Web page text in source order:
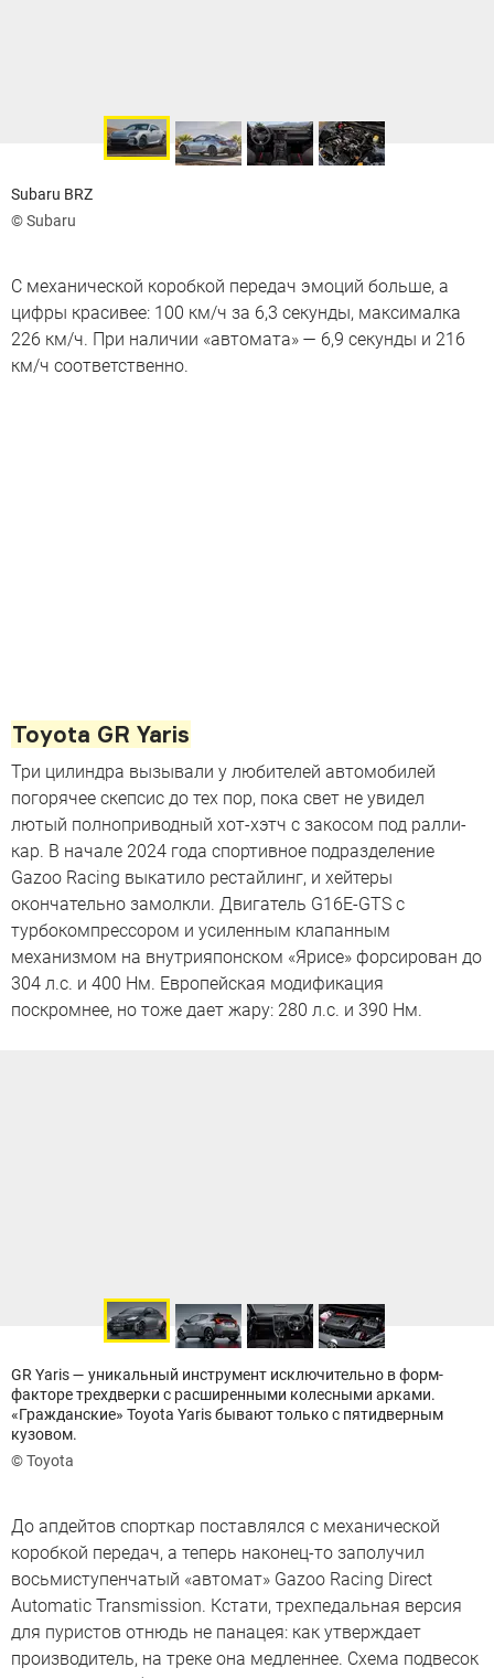
Subaru BRZ
© Subaru
С механической коробкой передач эмоций больше, а
цифры красивее: 100 км/ч за 6,3 секунды, максималка
226 км/ч. При наличии «автомата» — 6,9 секунды и 216
км/ч соответственно.
Toyota GR Yaris
Три цилиндра вызывали у любителей автомобилей
погорячее скепсис до тех пор, пока свет не увидел
лютый полноприводный хот-хэтч с закосом под ралли-
кар. В начале 2024 года спортивное подразделение
Gazoo Racing выкатило рестайлинг, и хейтеры
окончательно замолкли. Двигатель G16E-GTS с
турбокомпрессором и усиленным клапанным
механизмом на внутрияпонском «Ярисе» форсирован до
304 л.с. и 400 Нм. Европейская модификация
поскромнее, но тоже дает жару: 280 л.с. и 390 Нм.
GR Yaris — уникальный инструмент исключительно в форм-
факторе трехдверки с расширенными колесными арками.
«Гражданские» Toyota Yaris бывают только с пятидверным
кузовом.
© Toyota
До апдейтов спорткар поставлялся с механической
коробкой передач, а теперь наконец-то заполучил
восьмиступенчатый «автомат» Gazoo Racing Direct
Automatic Transmission. Кстати, трехпедальная версия
для пуристов отнюдь не панацея: как утверждает
производитель, на треке она медленнее. Схема подвесок